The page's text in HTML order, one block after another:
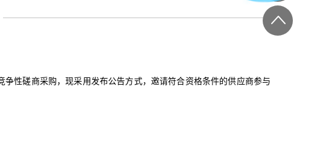
争性磋商采购，现采用发布公告方式，邀请符合资格条件的供应商参与